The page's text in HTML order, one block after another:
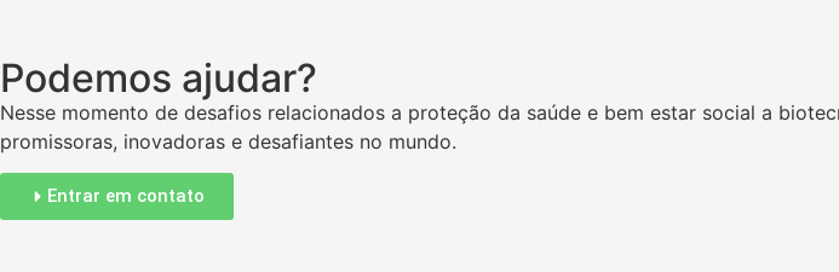
Podemos ajudar?
Nesse momento de desafios relacionados a proteção da saúde e bem estar social a
promissoras, inovadoras e desafiantes no mundo.
Entrar em contato